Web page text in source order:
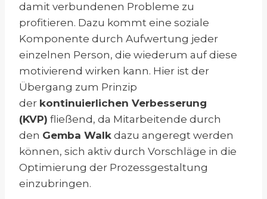
damit verbundenen Probleme zu
profitieren. Dazu kommt eine soziale
Komponente durch Aufwertung jeder
einzelnen Person, die wiederum auf diese
motivierend wirken kann. Hier ist der
Übergang zum Prinzip
der kontinuierlichen Verbesserung
(KVP) fließend, da Mitarbeitende durch
den Gemba Walk dazu angeregt werden
können, sich aktiv durch Vorschläge in die
Optimierung der Prozessgestaltung
einzubringen.